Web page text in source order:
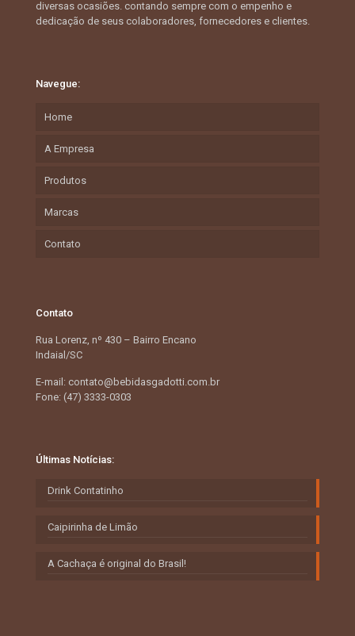
diversas ocasiões. contando sempre com o empenho e
dedicação de seus colaboradores, fornecedores e clientes.
Navegue:
Home
A Empresa
Produtos
Marcas
Contato
Contato
Rua Lorenz, nº 430 – Bairro Encano
Indaial/SC
E-mail: contato@bebidasgadotti.com.br
Fone: (47) 3333-0303
Últimas Notícias:
Drink Contatinho
Caipirinha de Limão
A Cachaça é original do Brasil!